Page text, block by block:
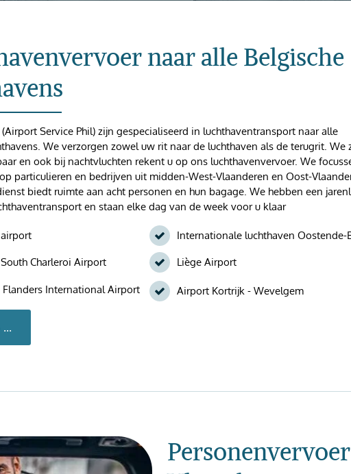
naar alle Belgische
(Airport Service Phil) zijn gespecialiseerd in luchthaventransport naar alle
We verzorgen zowel uw rit naar de luchthaven als de terugrit. We
en ook bij nachtvluchten rekent u op ons luchthavenvervoer. We
particulieren en bedrijven uit midden-West-Vlaanderen en Oost-
biedt ruimte aan acht personen en hun bagage. We hebben een
en staan elke dag van de week voor u klaar
airport
Charleroi Airport
Internationale luchthaven Oostende-
Liège Airport
International Airport Airport Kortrijk - Wevelgem